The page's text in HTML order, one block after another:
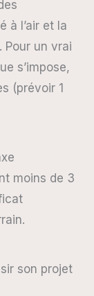
à l’air et la
Pour un vrai
s’impose,
(prévoir 1
moins de 3
son projet